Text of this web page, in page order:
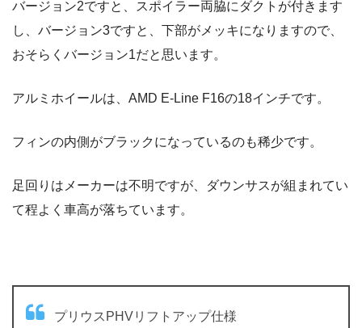
バージョン2ですと、スポイラー両脇にダクトが付きます
し、バージョン3ですと、下部がメッキになりますので、
おそらくバージョン1だと思います。
アルミホイールは、AMD E-Line F16の18インチです。
フィンの内側がブラックになっているのも稀少です。
足回りはメーカーは不明ですが、ダウンサスが組まれてい
て程よく車高が落ちています。
プリウスPHVリフトアップ仕様